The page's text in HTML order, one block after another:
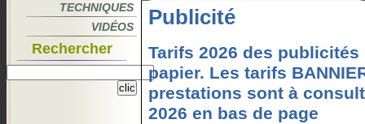
TECHNIQUES
VIDÉOS
Rechercher
Publicité
Tarifs 2026 des
papier. Les tarifs
prestations sont à
2026 en bas de page